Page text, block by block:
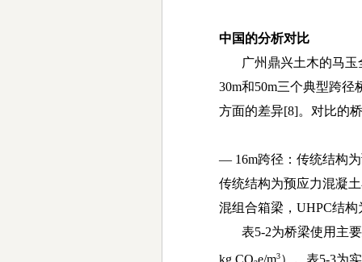
中国的分析对比
广州鼎兴土木的马
30m和50m三个典型跨径
方面的差异[8]。对比的
— 16m跨径：传统结构
传统结构为预应力混凝
混组合箱梁， UHPC结构
表5-2为桥梁使用主
kg CO e/m3）。表5-3为